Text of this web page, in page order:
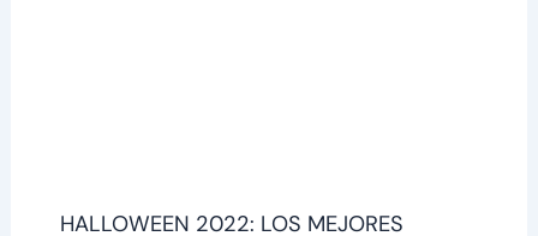
HALLOWEEN 2022: LOS MEJORES